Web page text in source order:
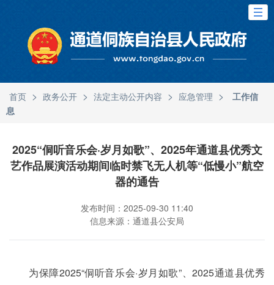
首页 > 政务公开 > 法定主动公开内容 > 应急管理 >
工作信
息
2025“侗听音乐会·岁月如歌”、2025年通道县优秀文
艺作品展演活动期间临时禁飞无人机等“低慢小”航空
器的通告
发布时间：2025-09-30 11:40
信息来源：通道县公安局
为保障2025“侗听音乐会·岁月如歌”、2025通道县优秀